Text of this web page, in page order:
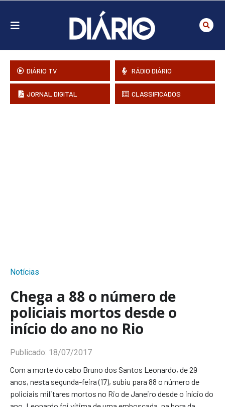
DIÁRIO TV RÁDIO DIÁRIO
JORNAL DIGITAL CLASSIFICADOS
Notícias
Chega a 88 o número de
policiais mortos desde o
início do ano no Rio
Publicado: 18/07/2017
Com a morte do cabo Bruno dos Santos Leonardo, de 29
anos, nesta segunda-feira (17), subiu para 88 o número de
policiais militares mortos no Rio de Janeiro desde o início do